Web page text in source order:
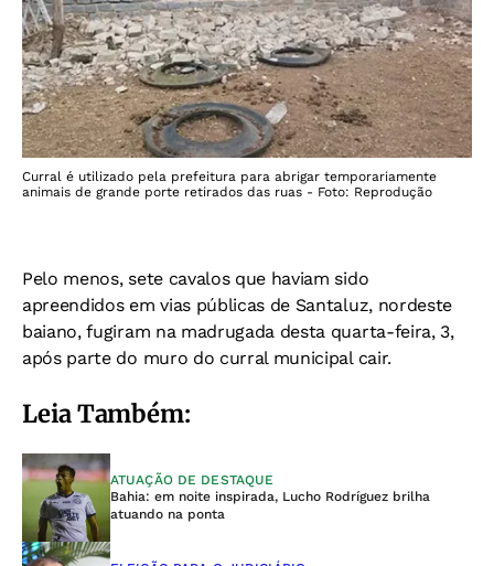
Curral é utilizado pela prefeitura para abrigar temporariamente
animais de grande porte retirados das ruas - Foto: Reprodução
Pelo menos, sete cavalos que haviam sido
apreendidos em vias públicas de Santaluz, nordeste
baiano, fugiram na madrugada desta quarta-feira, 3,
após parte do muro do curral municipal cair.
Leia Também:
ATUAÇÃO DE DESTAQUE
Bahia: em noite inspirada, Lucho Rodríguez brilha
atuando na ponta